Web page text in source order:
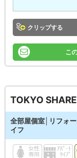
クリップ
こ
TOKYO
全部屋個室│リフォ
イフ